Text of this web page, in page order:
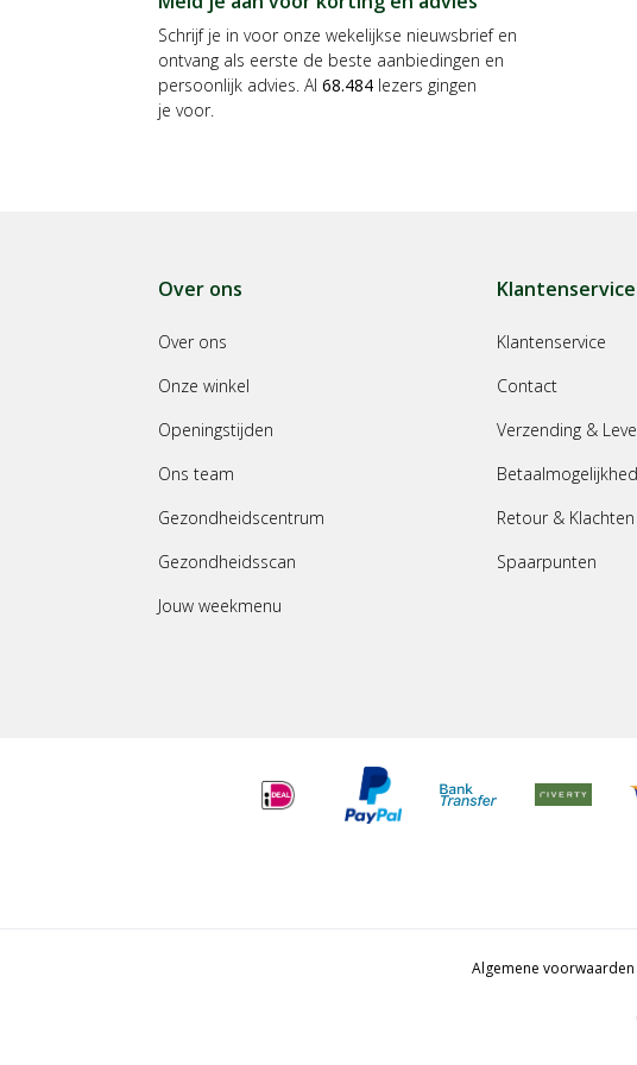
Schrijf je in voor onze wekelijkse nieuwsbrief en
ontvang als eerste de beste aanbiedingen en
persoonlijk advies. Al 68.484 lezers gingen
je voor.
Over ons
Over ons
Onze winkel
Openingstijden
Ons team
Gezondheidscentrum
Gezondheidsscan
Jouw weekmenu
Klantenservice
Klantenservice
Contact
Verzending &
Retour & Klachten
Spaarpunten
Algemene voorwaarden